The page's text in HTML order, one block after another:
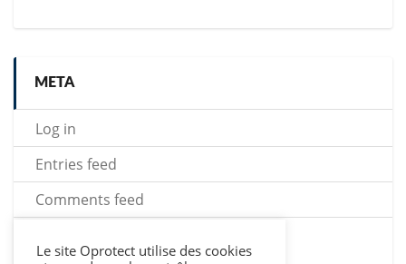
META
Log in
Entries feed
Comments feed
Le site Oprotect utilise des cookies